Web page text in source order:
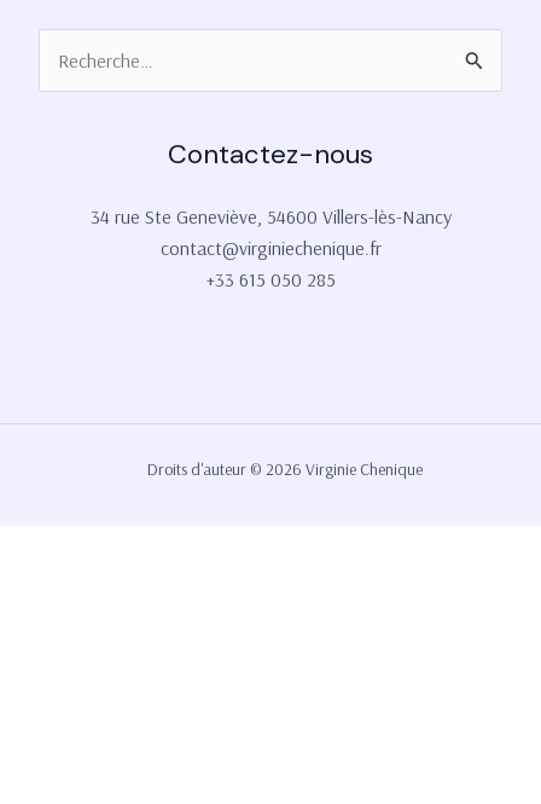
Contactez-nous
34 rue Ste Geneviève, 54600 Villers-lès-Nancy
contact@virginiechenique.fr
+33 615 050 285
Droits d'auteur © 2026 Virginie Chenique